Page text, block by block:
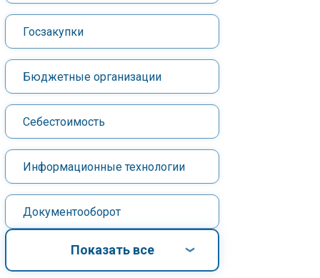
Госзакупки
Бюджетные организации
Себестоимость
Информационные технологии
Документооборот
Показать все